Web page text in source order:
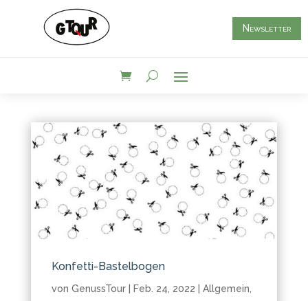
Newsletter
Konfetti-Bastelbogen
von GenussTour| Feb. 24, 2022 Allgemein,